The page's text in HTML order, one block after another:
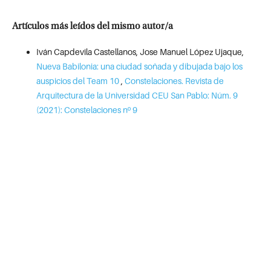
Artículos más leídos del mismo autor/a
Iván Capdevila Castellanos, Jose Manuel López Ujaque,
Nueva Babilonia: una ciudad soñada y dibujada bajo los
auspicios del Team 10 Constelaciones. Revista de
Arquitectura de la Universidad CEU San Pablo: Núm. 9
(2021): Constelaciones nº 9